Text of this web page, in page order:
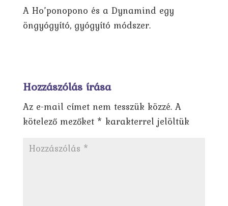
A Ho’ponopono és a Dynamind egy
öngyógyító, gyógyító módszer.
Hozzászólás írása
Az e-mail címet nem tesszük közzé. A
kötelező mezőket * karakterrel jelöltük